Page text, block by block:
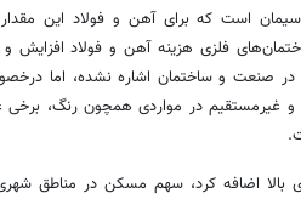
فلزی هزینه آهن و فولاد
در صنعت و ساختمان اشاره نشده، اما
در مواردی همچون رنگ، برخی
بالا اضافه کرد، سهم مسکن در مناطق